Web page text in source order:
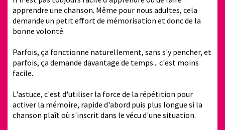
apprendre une chanson. Même pour nous adultes, cela
demande un petit effort de mémorisation et donc de la
bonne volonté.
Parfois, ça fonctionne naturellement, sans s'y pencher, et
parfois, ça demande davantage de temps... c'est moins
facile.
L'astuce, c'est d'utiliser la force de la répétition pour
activer la mémoire, rapide d'abord puis plus longue si la
chanson plaît où s'inscrit dans le vécu d'une situation.